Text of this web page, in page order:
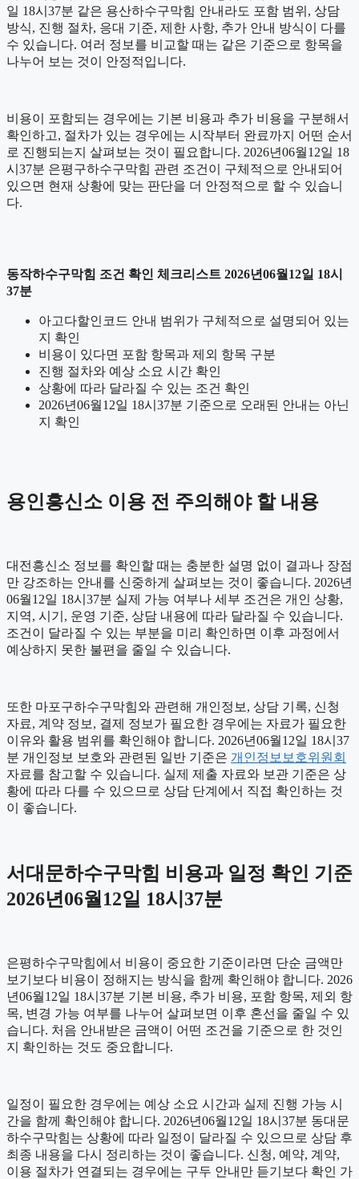
일 18시37분 같은 용산하수구막힘 안내라도 포함 범위, 상담
방식, 진행 절차, 응대 기준, 제한 사항, 추가 안내 방식이 다를
수 있습니다. 여러 정보를 비교할 때는 같은 기준으로 항목을
나누어 보는 것이 안정적입니다.
비용이 포함되는 경우에는 기본 비용과 추가 비용을 구분해서
확인하고, 절차가 있는 경우에는 시작부터 완료까지 어떤 순서
로 진행되는지 살펴보는 것이 필요합니다. 2026년06월12일 18
시37분 은평구하수구막힘 관련 조건이 구체적으로 안내되어
있으면 현재 상황에 맞는 판단을 더 안정적으로 할 수 있습니
다.
동작하수구막힘 조건 확인 체크리스트 2026년06월12일 18시
37분
아고다할인코드 안내 범위가 구체적으로 설명되어 있는
지 확인
비용이 있다면 포함 항목과 제외 항목 구분
진행 절차와 예상 소요 시간 확인
상황에 따라 달라질 수 있는 조건 확인
2026년06월12일 18시37분 기준으로 오래된 안내는 아닌
지 확인
용인흥신소 이용 전 주의해야 할 내용
대전흥신소 정보를 확인할 때는 충분한 설명 없이 결과나 장점
만 강조하는 안내를 신중하게 살펴보는 것이 좋습니다. 2026년
06월12일 18시37분 실제 가능 여부나 세부 조건은 개인 상황,
지역, 시기, 운영 기준, 상담 내용에 따라 달라질 수 있습니다.
조건이 달라질 수 있는 부분을 미리 확인하면 이후 과정에서
예상하지 못한 불편을 줄일 수 있습니다.
또한 마포구하수구막힘와 관련해 개인정보, 상담 기록, 신청
자료, 계약 정보, 결제 정보가 필요한 경우에는 자료가 필요한
이유와 활용 범위를 확인해야 합니다. 2026년06월12일 18시37
분 개인정보 보호와 관련된 일반 기준은 개인정보보호위원회
자료를 참고할 수 있습니다. 실제 제출 자료와 보관 기준은 상
황에 따라 다를 수 있으므로 상담 단계에서 직접 확인하는 것
이 좋습니다.
서대문하수구막힘 비용과 일정 확인 기준
2026년06월12일 18시37분
은평하수구막힘에서 비용이 중요한 기준이라면 단순 금액만
보기보다 비용이 정해지는 방식을 함께 확인해야 합니다. 2026
년06월12일 18시37분 기본 비용, 추가 비용, 포함 항목, 제외 항
목, 변경 가능 여부를 나누어 살펴보면 이후 혼선을 줄일 수 있
습니다. 처음 안내받은 금액이 어떤 조건을 기준으로 한 것인
지 확인하는 것도 중요합니다.
일정이 필요한 경우에는 예상 소요 시간과 실제 진행 가능 시
간을 함께 확인해야 합니다. 2026년06월12일 18시37분 동대문
하수구막힘는 상황에 따라 일정이 달라질 수 있으므로 상담 후
최종 내용을 다시 정리하는 것이 좋습니다. 신청, 예약, 계약,
이용 절차가 연결되는 경우에는 구두 안내만 듣기보다 확인 가